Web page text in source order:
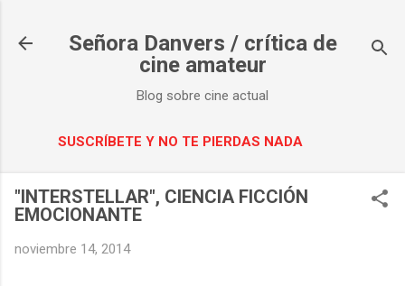
Señora Danvers / crítica de
cine amateur
Blog sobre cine actual
SUSCRÍBETE Y NO TE PIERDAS NADA
"INTERSTELLAR", CIENCIA FICCIÓN
EMOCIONANTE
noviembre 14, 2014